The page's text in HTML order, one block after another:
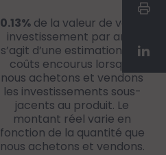
0.13%de la valeur de votre
investissement par an. Il
s’agit d’une estimation des
coûts encourus lorsque
nous achetons et vendons
les investissements sous-
jacents au produit. Le
montant réel varie en
fonction de la quantité que
nous achetons et vendons.